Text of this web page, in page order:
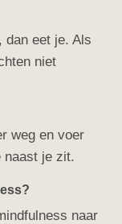
dan eet je. Als
niet
weg en voer
naast je zit.
naar